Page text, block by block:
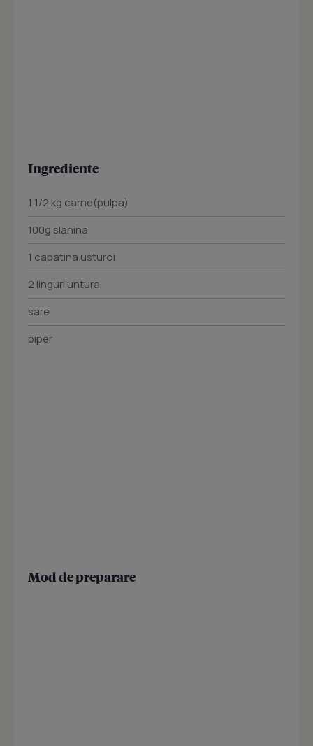
Ingrediente
1 1/2 kg carne(pulpa)
100g slanina
1 capatina usturoi
2 linguri untura
sare
piper
Mod de preparare